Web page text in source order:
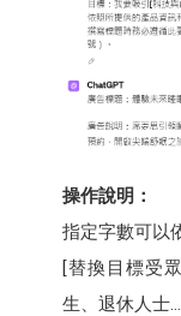
操作說明：
指定字數可以
[替換目標受
生、退休人士…